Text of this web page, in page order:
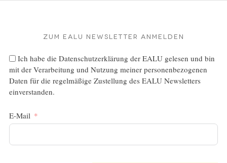
Zum EALU Newsletter anmelden
Ich habe die Datenschutzerklärung der EALU gelesen und bin
mit der Verarbeitung und Nutzung meiner personenbezogenen
Daten für die regelmäßige Zustellung des EALU Newsletters
einverstanden.
E-Mail